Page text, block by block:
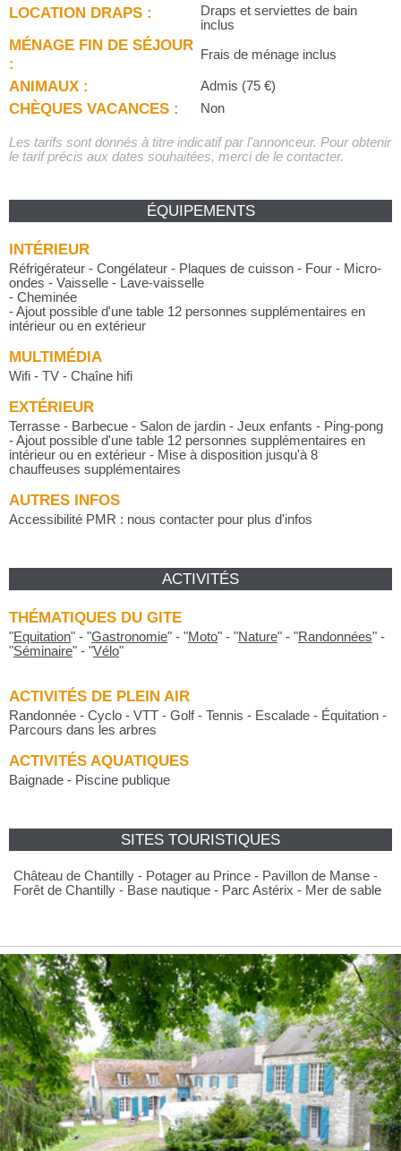
LOCATION DRAPS :
Draps et serviettes de bain
inclus
MÉNAGE FIN DE SÉJOUR
:
Frais de ménage inclus
ANIMAUX : Admis (75 €)
CHÈQUES VACANCES : Non
Les tarifs sont donnés à titre indicatif par l'annonceur. Pour obtenir
le tarif précis aux dates souhaitées, merci de le contacter.
ÉQUIPEMENTS
INTÉRIEUR
Réfrigérateur - Congélateur - Plaques de cuisson - Four - Micro-
ondes - Vaisselle - Lave-vaisselle
- Cheminée
- Ajout possible d'une table 12 personnes supplémentaires en
intérieur ou en extérieur
MULTIMÉDIA
Wifi - TV - Chaîne hifi
EXTÉRIEUR
Terrasse - Barbecue - Salon de jardin - Jeux enfants - Ping-pong
- Ajout possible d'une table 12 personnes supplémentaires en
intérieur ou en extérieur - Mise à disposition jusqu'à 8
chauffeuses supplémentaires
AUTRES INFOS
Accessibilité PMR : nous contacter pour plus d'infos
ACTIVITÉS
THÉMATIQUES DU GITE
"Equitation" - "Gastronomie" - "Moto" - "Nature" - "Randonnées" -
"Séminaire" - "Vélo"
ACTIVITÉS DE PLEIN AIR
Randonnée - Cyclo - VTT - Golf - Tennis - Escalade - Équitation -
Parcours dans les arbres
ACTIVITÉS AQUATIQUES
Baignade - Piscine publique
SITES TOURISTIQUES
Château de Chantilly - Potager au Prince - Pavillon de Manse -
Forêt de Chantilly - Base nautique - Parc Astérix - Mer de sable